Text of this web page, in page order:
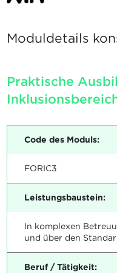
Moduldetails
Praktische
Code des Moduls:
FORIC3
Leistungsbaustein:
In komplexen
und über den
Beruf / Tätigkeit: